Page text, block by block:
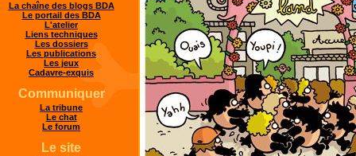
La chaîne des blogs BDA
Le portail des BDA
L'atelier
Liens techniques
Les dossiers
Les publications
Les jeux
Cadavre-exquis
Communiquer
La tribune
Le chat
Le forum
Le site